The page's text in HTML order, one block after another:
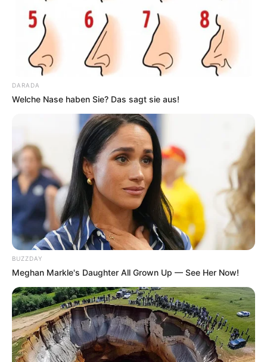
DARADA
Welche Nase haben Sie? Das sagt sie aus!
BUZZDAY
Meghan Markle's Daughter All Grown Up — See Her Now!